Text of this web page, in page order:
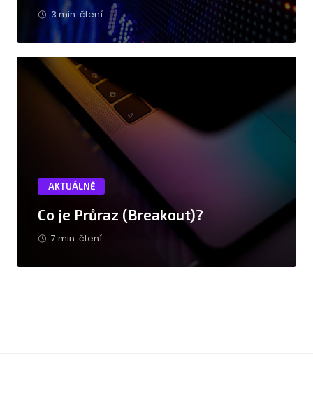
3 min. čtení
AKTUÁLNĚ
Co je Průraz (Breakout)?
7 min. čtení